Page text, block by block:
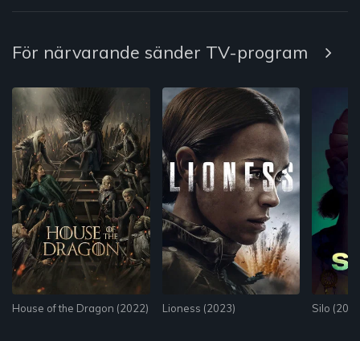
För närvarande sänder TV-program
House of the Dragon (2022) Lioness (2023) Silo